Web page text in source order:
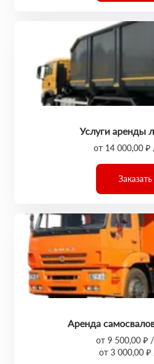
Услуги аренды
от 14 000,00 ₽
Заказать
Аренда
от 9 500,00 ₽
от 3 000,00 ₽